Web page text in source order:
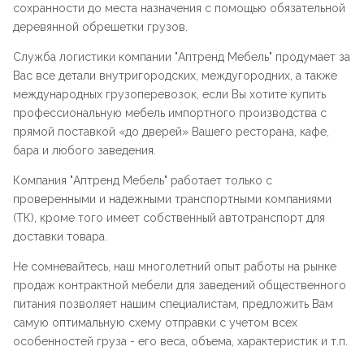
сохранности до места назначения с помощью обязательной
деревянной обрешетки грузов.
Служба логистики компании "Аптренд Мебель" продумает за
Вас все детали внутригородских, междугородних, а также
международных грузоперевозок, если Вы хотите купить
профессиональную мебель импортного производства с
прямой поставкой «до дверей» Вашего ресторана, кафе,
бара и любого заведения.
Компания "Аптренд Мебель" работает только с
проверенными и надежными транспортными компаниями
(ТК), кроме того имеет собственный автотранспорт для
доставки товара.
Не сомневайтесь, наш многолетний опыт работы на рынке
продаж контрактной мебели для заведений общественного
питания позволяет нашим специалистам, предложить Вам
самую оптимальную схему отправки с учетом всех
особенностей груза - его веса, объема, характеристик и т.п.